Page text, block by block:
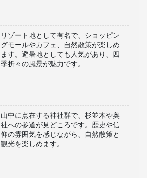
リゾート地として有名で、ショッピン
グモールやカフェ、自然散策が楽しめ
ます。避暑地としても人気があり、四
季折々の風景が魅力です。
山中に点在する神社群で、杉並木や奥
社への参道が見どころです。歴史や信
仰の雰囲気を感じながら、自然散策と
観光を楽しめます。